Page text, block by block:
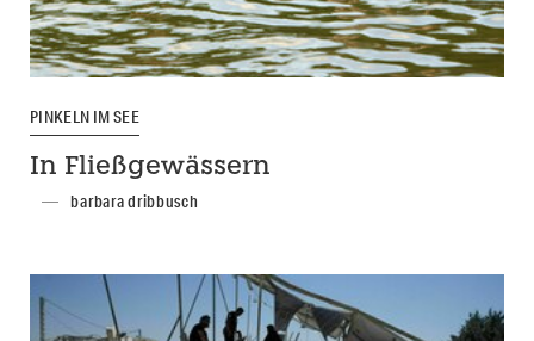
PINKELN IM SEE
In Fließgewässern
barbara dribbusch